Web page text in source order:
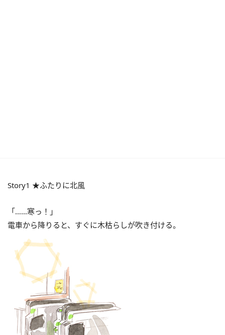
Story1 ★ふたりに北風
「……寒っ！」
電車から降りると、すぐに木枯らしが吹き付ける。